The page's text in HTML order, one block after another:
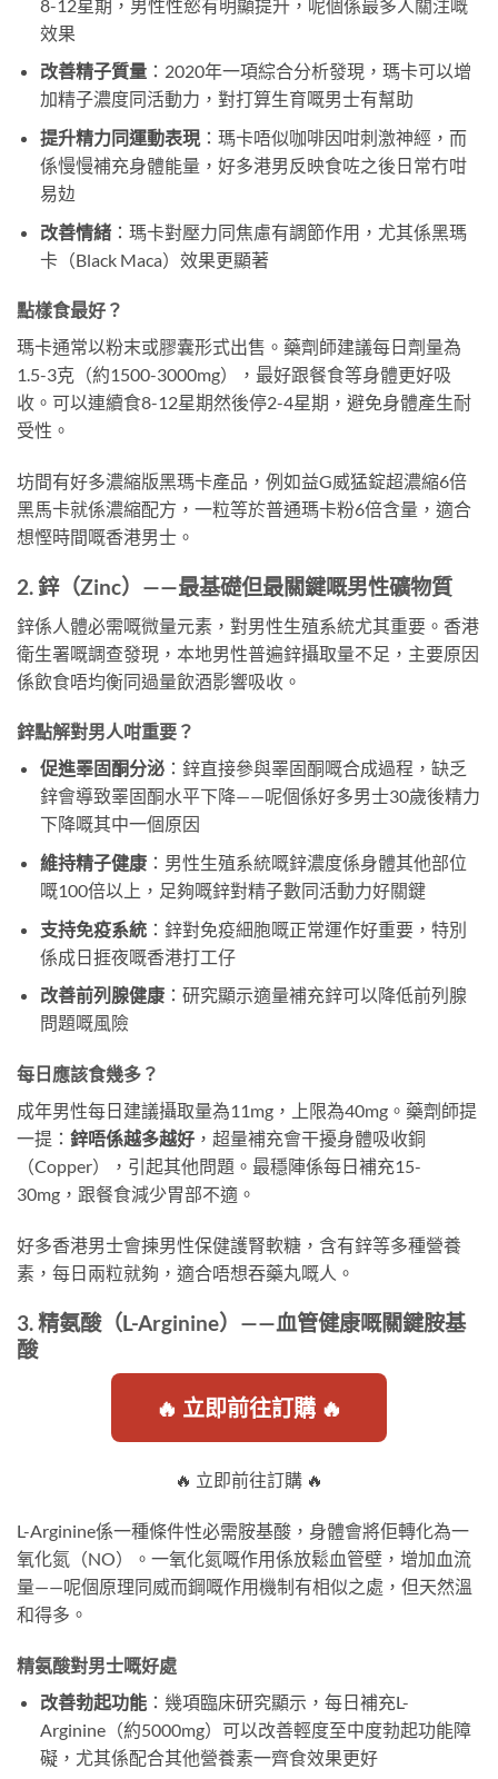
8-12星期，男性性慾有明顯提升，呢個係最多人關注嘅
效果
改善精子質量：2020年一項綜合分析發現，瑪卡可以增
加精子濃度同活動力，對打算生育嘅男士有幫助
提升精力同運動表現：瑪卡唔似咖啡因咁刺激神經，而
係慢慢補充身體能量，好多港男反映食咗之後日常冇咁
易攰
改善情緒：瑪卡對壓力同焦慮有調節作用，尤其係黑瑪
卡（Black Maca）效果更顯著
點樣食最好？
瑪卡通常以粉末或膠囊形式出售。藥劑師建議每日劑量為
1.5-3克（約1500-3000mg），最好跟餐食等身體更好吸
收。可以連續食8-12星期然後停2-4星期，避免身體產生耐
受性。
坊間有好多濃縮版黑瑪卡產品，例如益G威猛錠超濃縮6倍
黑馬卡就係濃縮配方，一粒等於普通瑪卡粉6倍含量，適合
想慳時間嘅香港男士。
2. 鋅（Zinc）——最基礎但最關鍵嘅男性礦物質
鋅係人體必需嘅微量元素，對男性生殖系統尤其重要。香港
衛生署嘅調查發現，本地男性普遍鋅攝取量不足，主要原因
係飲食唔均衡同過量飲酒影響吸收。
鋅點解對男人咁重要？
促進睪固酮分泌：鋅直接參與睪固酮嘅合成過程，缺乏
鋅會導致睪固酮水平下降——呢個係好多男士30歲後精力
下降嘅其中一個原因
維持精子健康：男性生殖系統嘅鋅濃度係身體其他部位
嘅100倍以上，足夠嘅鋅對精子數同活動力好關鍵
支持免疫系統：鋅對免疫細胞嘅正常運作好重要，特別
係成日捱夜嘅香港打工仔
改善前列腺健康：研究顯示適量補充鋅可以降低前列腺
問題嘅風險
每日應該食幾多？
成年男性每日建議攝取量為11mg，上限為40mg。藥劑師提
一提： 鋅唔係越多越好 ，超量補充會干擾身體吸收銅
（Copper），引起其他問題。最穩陣係每日補充15-
30mg，跟餐食減少胃部不適。
好多香港男士會揀男性保健護腎軟糖，含有鋅等多種營養
素，每日兩粒就夠，適合唔想吞藥丸嘅人。
3. 精氨酸（L-Arginine）——血管健康嘅關鍵胺基
酸
🔥 立即前往訂購 🔥
🔥 立即前往訂購 🔥
L-Arginine係一種條件性必需胺基酸，身體會將佢轉化為一
氧化氮（NO）。一氧化氮嘅作用係放鬆血管壁，增加血流
量——呢個原理同威而鋼嘅作用機制有相似之處，但天然溫
和得多。
精氨酸對男士嘅好處
改善勃起功能：幾項臨床研究顯示，每日補充L-
Arginine（約5000mg）可以改善輕度至中度勃起功能障
礙，尤其係配合其他營養素一齊食效果更好